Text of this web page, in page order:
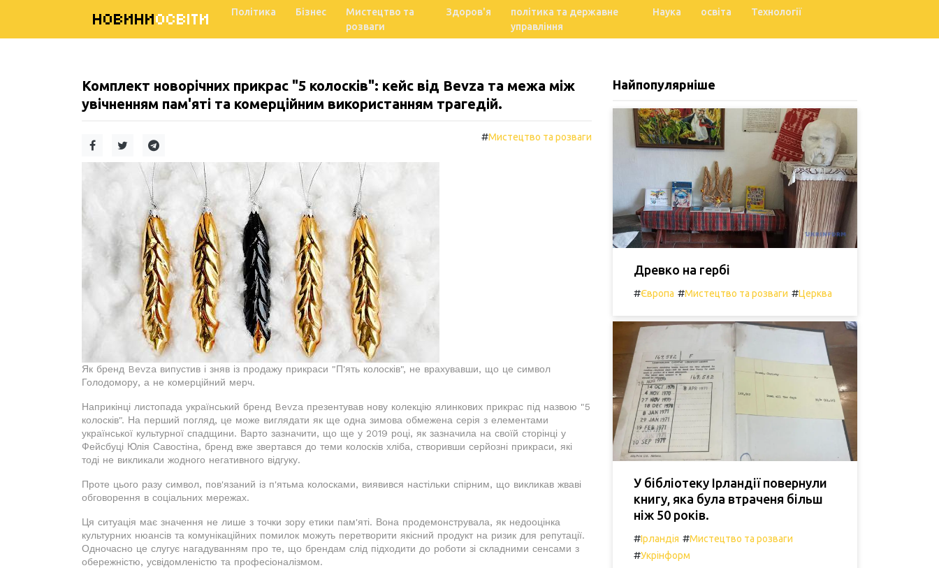
НОВИНИОСВІТИ Політика Бізнес
Мистецтво та
розваги
Здоров'я
політика та державне
управління
Наука освіта Технології
Комплект новорічних прикрас "5 колосків": кейс від Bevza та межа між
увічненням пам'яті та комерційним використанням трагедій.
#Мистецтво та розваги
Як бренд Bevza випустив і зняв із продажу прикраси "П'ять колосків", не врахувавши, що це символ
Голодомору, а не комерційний мерч.
Наприкінці листопада український бренд Bevza презентував нову колекцію ялинкових прикрас під назвою "5
колосків". На перший погляд, це може виглядати як ще одна зимова обмежена серія з елементами
української культурної спадщини. Варто зазначити, що ще у 2019 році, як зазначила на своїй сторінці у
Фейсбуці Юлія Савостіна, бренд вже звертався до теми колосків хліба, створивши серйозні прикраси, які
тоді не викликали жодного негативного відгуку.
Проте цього разу символ, пов'язаний із п'ятьма колосками, виявився настільки спірним, що викликав жваві
обговорення в соціальних мережах.
Ця ситуація має значення не лише з точки зору етики пам'яті. Вона продемонструвала, як недооцінка
культурних нюансів та комунікаційних помилок можуть перетворити якісний продукт на ризик для репутації.
Одночасно це слугує нагадуванням про те, що брендам слід підходити до роботи зі складними сенсами з
обережністю, усвідомленістю та професіоналізмом.
Найпопулярніше
Древко на гербі
#Європа #Мистецтво та розваги #Церква
У бібліотеку Ірландії повернули
книгу, яка була втраченя більш
ніж 50 років.
#Ірландія #Мистецтво та розваги
#Укрінформ